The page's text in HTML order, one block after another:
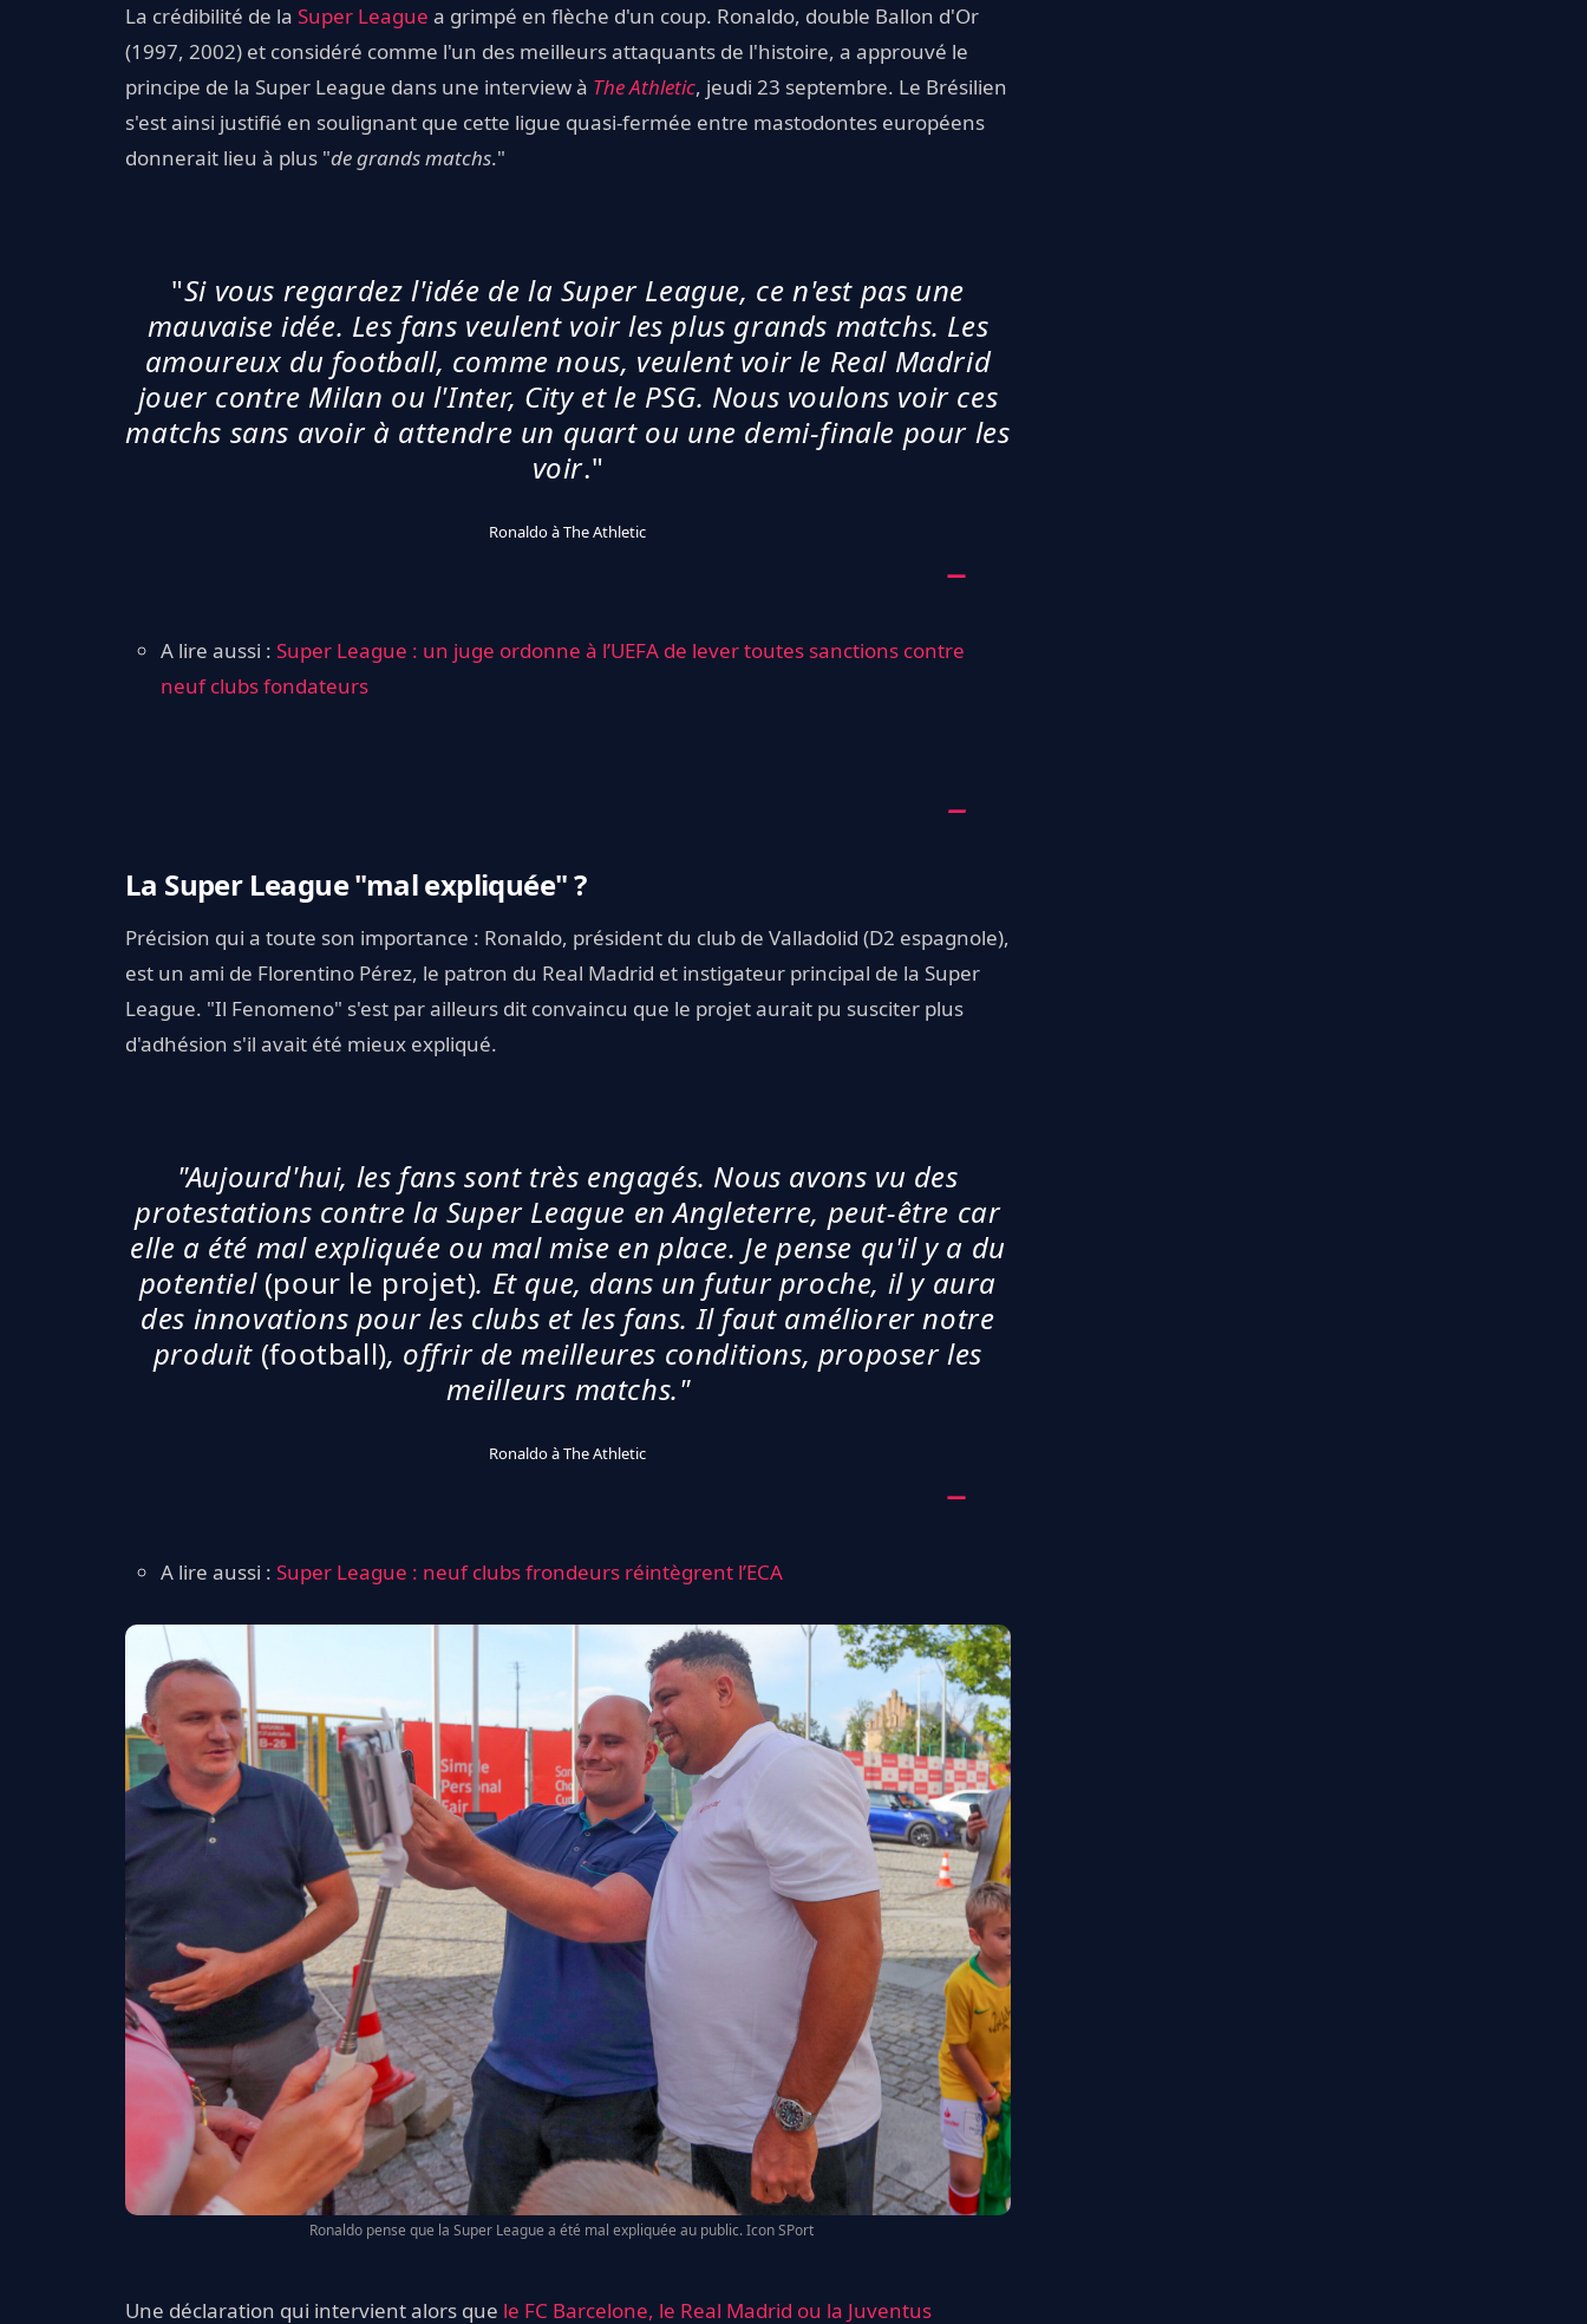
La crédibilité de la Super League a grimpé en flèche d'un coup. Ronaldo, double Ballon d'Or
(1997, 2002) et considéré comme l'un des meilleurs attaquants de l'histoire, a approuvé le
principe de la Super League dans une interview à The Athletic, jeudi 23 septembre. Le Brésilien
s'est ainsi justifié en soulignant que cette ligue quasi-fermée entre mastodontes européens
donnerait lieu à plus "de grands matchs."
"Si vous regardez l'idée de la Super League, ce n'est pas une
mauvaise idée. Les fans veulent voir les plus grands matchs. Les
amoureux du football, comme nous, veulent voir le Real Madrid
jouer contre Milan ou l'Inter, City et le PSG. Nous voulons voir ces
matchs sans avoir à attendre un quart ou une demi-finale pour les
voir."
Ronaldo à The Athletic
A lire aussi : Super League : un juge ordonne à l’UEFA de lever toutes sanctions contre
neuf clubs fondateurs
La Super League "mal expliquée" ?
Précision qui a toute son importance : Ronaldo, président du club de Valladolid (D2 espagnole),
est un ami de Florentino Pérez, le patron du Real Madrid et instigateur principal de la Super
League. "Il Fenomeno" s'est par ailleurs dit convaincu que le projet aurait pu susciter plus
d'adhésion s'il avait été mieux expliqué.
"Aujourd'hui, les fans sont très engagés. Nous avons vu des
protestations contre la Super League en Angleterre, peut-être car
elle a été mal expliquée ou mal mise en place. Je pense qu'il y a du
potentiel (pour le projet). Et que, dans un futur proche, il y aura
des innovations pour les clubs et les fans. Il faut améliorer notre
produit (football), offrir de meilleures conditions, proposer les
meilleurs matchs."
Ronaldo à The Athletic
A lire aussi : Super League : neuf clubs frondeurs réintègrent l’ECA
Ronaldo pense que la Super League a été mal expliquée au public. Icon SPort
Une déclaration qui intervient alors que le FC Barcelone, le Real Madrid ou la Juventus